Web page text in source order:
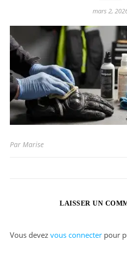
mars 2,
Par Marise
LAISSER UN
Vous devez vous connecter pour